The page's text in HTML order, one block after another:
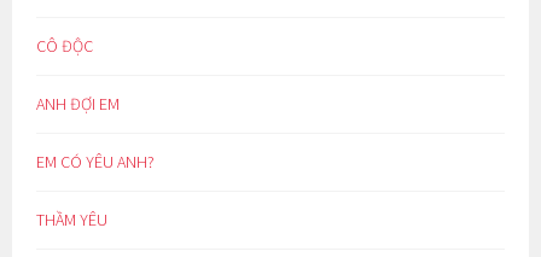
CÔ ĐỘC
ANH ĐỢI EM
EM CÓ YÊU ANH?
THẦM YÊU